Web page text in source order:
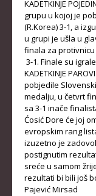
KADETKINJE
grupu u kojoj je
(R.Korea) 3-1, a
u grupi je ušla u
finala za protivnicu
3-1. Finale su
KADETKINJE
pobjedile
medalju, u četvrt
sa 3-1 inače
Ćosić Dore će joj
evropskim rang
izuzetno je
postignutim
sreće u samom
rezultati bi bili još
Pajević Mirsad